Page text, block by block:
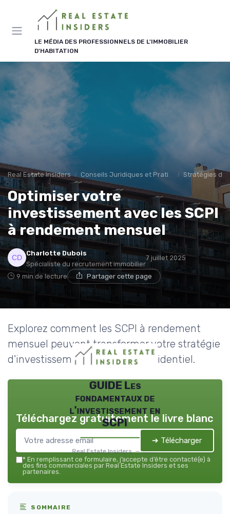
LE MÉDIA DES PROFESSIONNELS DE L'IMMOBILIER
D'HABITATION
Real Estate Insiders Conseils Juridiques et Pratiques Stratégies
Optimiser votre
investissement avec les SCPI
à rendement mensuel
Charlotte Dubois
Spécialiste du recrutement immobilier
7 juillet 2025
9 min de lecture Partager cette page
Explorez comment les SCPI à rendement
mensuel peuvent transformer votre stratégie
d'investissement immobilier résidentiel.
GUIDE Les
fondamentaux de
l'investissement en
SCPI
Real Estate Insiders — 2026
Téléchargez gratuitement le livre blanc
➔ Télécharger
* En remplissant ce formulaire, j’accepte d’être contacté(e) à
des fins commerciales par Real Estate Insiders et ses
partenaires.
SOMMAIRE